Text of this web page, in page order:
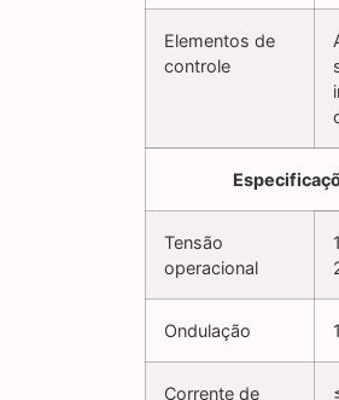
Elementos de
controle
Tensão
operacional
Ondulação
Corrente de